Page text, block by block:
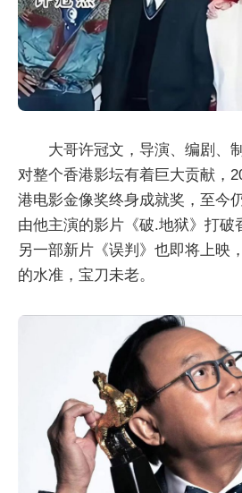
大哥许冠文，导演、编剧、
对整个香港影坛有着巨大贡献，
港电影金像奖终身成就奖，至今
由他主演的影片《破.地狱》打破
另一部新片《误判》也即将上映
的水准，宝刀未老。